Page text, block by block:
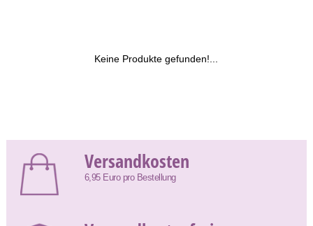
Keine Produkte gefunden!...
Versandkosten
6,95 Euro pro Bestellung